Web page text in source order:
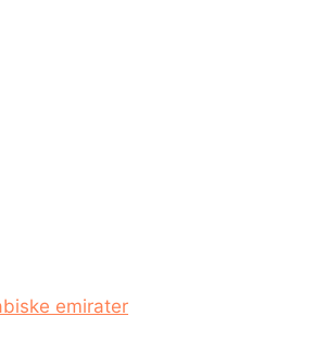
emirater